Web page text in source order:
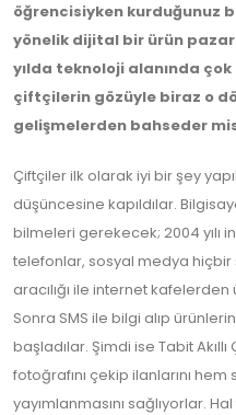
öğrencisiyken kurduğunuz
yönelik dijital bir ürün
yılda teknoloji alanında
çiftçilerin gözüyle biraz o
gelişmelerden bahseder
Çiftçiler ilk olarak iyi bir şey
düşüncesine kapıldılar.
bilmeleri gerekecek; 2004 yılı
telefonlar, sosyal medya hiçbir
aracılığı ile internet kafelerden
Sonra SMS ile bilgi alıp
başladılar. Şimdi ise Tabit
fotoğrafını çekip ilanlarını
yayımlanmasını sağlıyorlar.